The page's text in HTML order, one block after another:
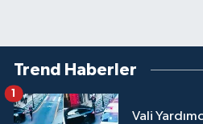
Trend Haberler
Vali
1